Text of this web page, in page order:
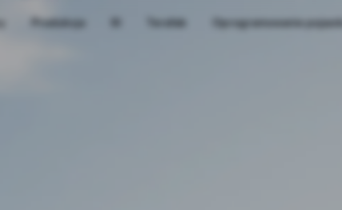
Produkcja Terafab Oprogramowanie pojazdu